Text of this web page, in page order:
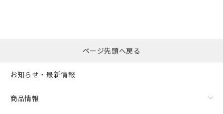
ページ先頭へ戻る
お知らせ・最新情報
商品情報